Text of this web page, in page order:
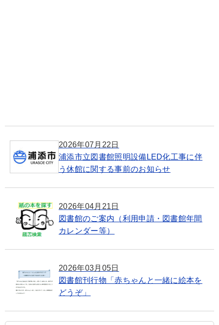
2026年07月22日
浦添市立図書館照明設備LED化工事に伴
う休館に関する事前のお知らせ
2026年04月21日
図書館のご案内（利用申請・図書館年間
カレンダー等）
2026年03月05日
図書館刊行物「赤ちゃんと一緒に絵本を
どうぞ」